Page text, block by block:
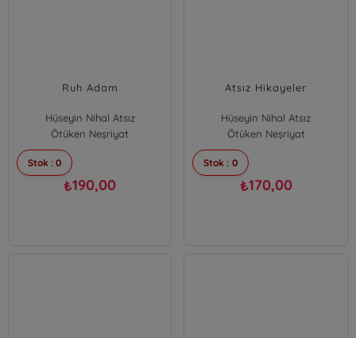
Ruh Adam
Hüseyin Nihal Atsız
Ötüken Neşriyat
Stok : 0
₺190,00
Atsız Hikayeler
Hüseyin Nihal Atsız
Ötüken Neşriyat
Stok : 0
₺170,00